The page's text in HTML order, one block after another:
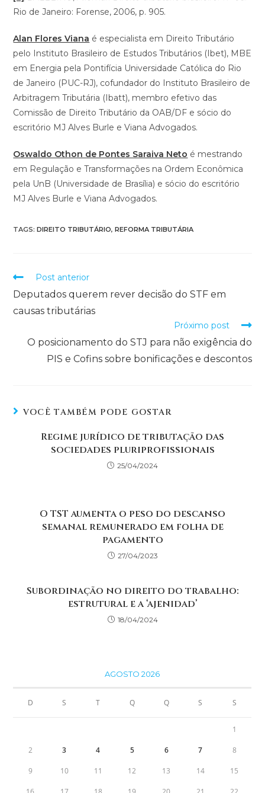
Rio de Janeiro: Forense, 2006, p. 905.
Alan Flores Viana é especialista em Direito Tributário
pelo Instituto Brasileiro de Estudos Tributários (Ibet), MBE
em Energia pela Pontifícia Universidade Católica do Rio
de Janeiro (PUC-RJ), cofundador do Instituto Brasileiro de
Arbitragem Tributária (Ibatt), membro efetivo das
Comissão de Direito Tributário da OAB/DF e sócio do
escritório MJ Alves Burle e Viana Advogados.
Oswaldo Othon de Pontes Saraiva Neto é mestrando
em Regulação e Transformações na Ordem Econômica
pela UnB (Universidade de Brasília) e sócio do escritório
MJ Alves Burle e Viana Advogados.
TAGS:DIREITO TRIBUTÁRIO, REFORMA TRIBUTÁRIA
Post anterior
Deputados querem rever decisão do STF em
causas tributárias
Próximo post
O posicionamento do STJ para não exigência do
PIS e Cofins sobre bonificações e descontos
VOCÊ TAMBÉM PODE GOSTAR
Regime jurídico de tributação das
sociedades pluriprofissionais
25/04/2024
O TST aumenta o peso do descanso
semanal remunerado em folha de
pagamento
27/04/2023
Subordinação no direito do trabalho:
estrutural e a ‘ajenidad’
18/04/2024
AGOSTO 2026
D S T Q Q S S
1
2 3 4 5 6 7 8
9 10 11 12 13 14 15